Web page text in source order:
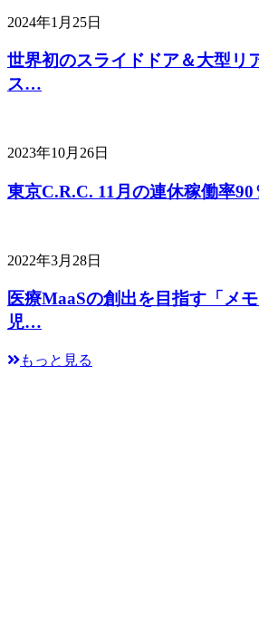
2024年1月25日
世界初のスライドドア＆大型リ
ス…
2023年10月26日
東京C.R.C. 11月の連休稼働率
2022年3月28日
医療MaaSの創出を目指す「メ
児…
もっと見る